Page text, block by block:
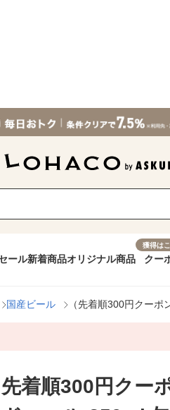
ール新着商品オリジナル商品
獲得は
クー
国産ビール （先着順300円クー
先着順300円クー